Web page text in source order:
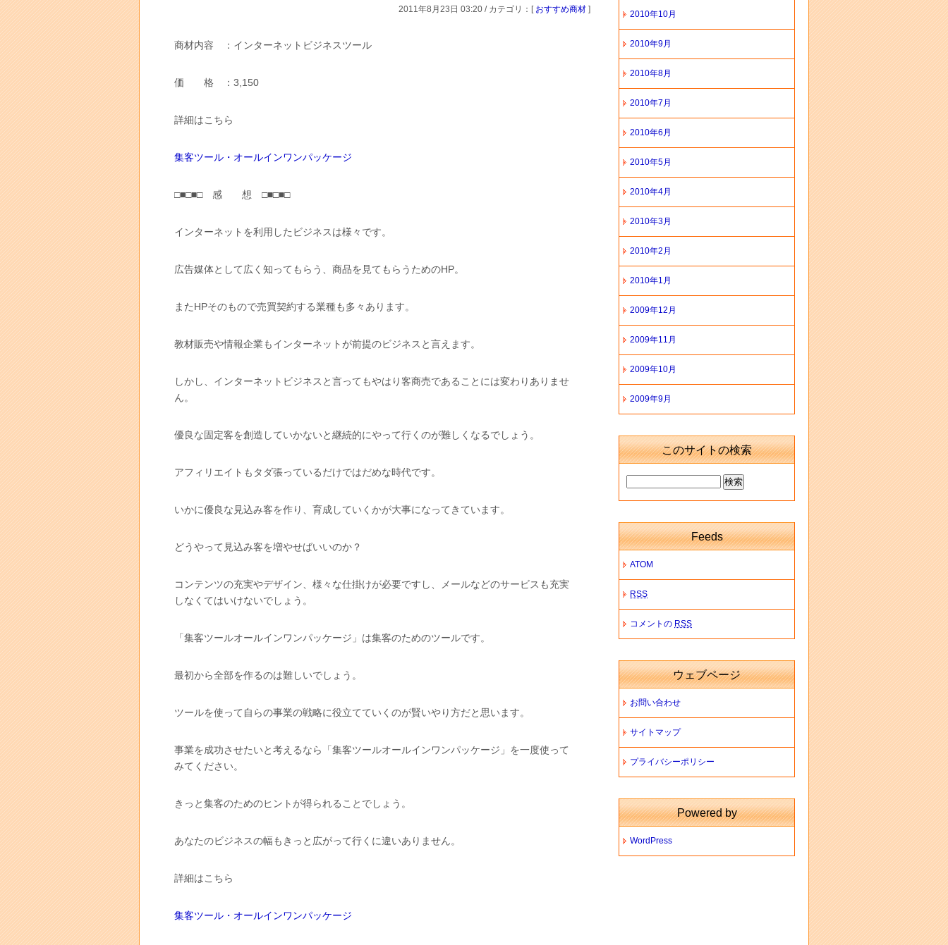
2011年8月23日 03:20 / カテゴリ：[ おすすめ商材 ]
商材内容 ：インターネットビジネスツール
価 格 ：3,150
詳細はこちら
集客ツール・オールインワンパッケージ
□■□■□ 感 想 □■□■□
インターネットを利用したビジネスは様々です。
広告媒体として広く知ってもらう、商品を見てもらうためのHP。
またHPそのもので売買契約する業種も多々あります。
教材販売や情報企業もインターネットが前提のビジネスと言えます。
しかし、インターネットビジネスと言ってもやはり客商売であることには変わりありませ
ん。
優良な固定客を創造していかないと継続的にやって行くのが難しくなるでしょう。
アフィリエイトもタダ張っているだけではだめな時代です。
いかに優良な見込み客を作り、育成していくかが大事になってきています。
どうやって見込み客を増やせばいいのか？
コンテンツの充実やデザイン、様々な仕掛けが必要ですし、メールなどのサービスも充実
しなくてはいけないでしょう。
「集客ツールオールインワンパッケージ」は集客のためのツールです。
最初から全部を作るのは難しいでしょう。
ツールを使って自らの事業の戦略に役立てていくのが賢いやり方だと思います。
事業を成功させたいと考えるなら「集客ツールオールインワンパッケージ」を一度使って
みてください。
きっと集客のためのヒントが得られることでしょう。
あなたのビジネスの幅もきっと広がって行くに違いありません。
詳細はこちら
集客ツール・オールインワンパッケージ
2010年10月
2010年9月
2010年8月
2010年7月
2010年6月
2010年5月
2010年4月
2010年3月
2010年2月
2010年1月
2009年12月
2009年11月
2009年10月
2009年9月
このサイトの検索
Feeds
ATOM
RSS
コメントの RSS
ウェブページ
お問い合わせ
サイトマップ
プライバシーポリシー
Powered by
WordPress